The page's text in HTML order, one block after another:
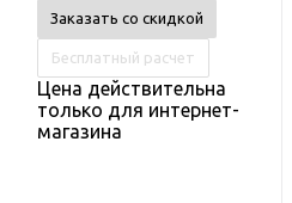
Заказать со скидкой
Бесплатный расчет
Цена действительна
только для интернет-
магазина